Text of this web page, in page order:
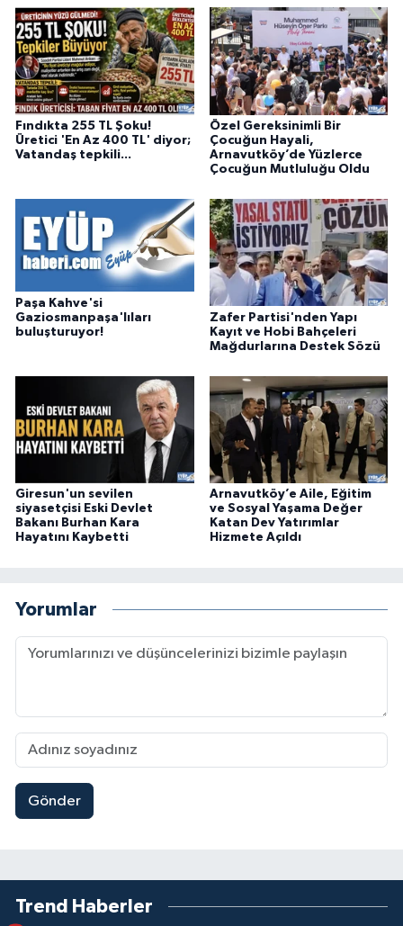
Fındıkta 255 TL Şoku!
Üretici 'En Az 400 TL' diyor;
Vatandaş tepkili...
Özel Gereksinimli Bir
Çocuğun Hayali,
Arnavutköy’de Yüzlerce
Çocuğun Mutluluğu Oldu
Paşa Kahve'si
Gaziosmanpaşa'lıları
buluşturuyor!
Zafer Partisi'nden Yapı
Kayıt ve Hobi Bahçeleri
Mağdurlarına Destek Sözü
Giresun'un sevilen
siyasetçisi Eski Devlet
Bakanı Burhan Kara
Hayatını Kaybetti
Arnavutköy’e Aile, Eğitim
ve Sosyal Yaşama Değer
Katan Dev Yatırımlar
Hizmete Açıldı
Yorumlar
Gönder
Trend Haberler